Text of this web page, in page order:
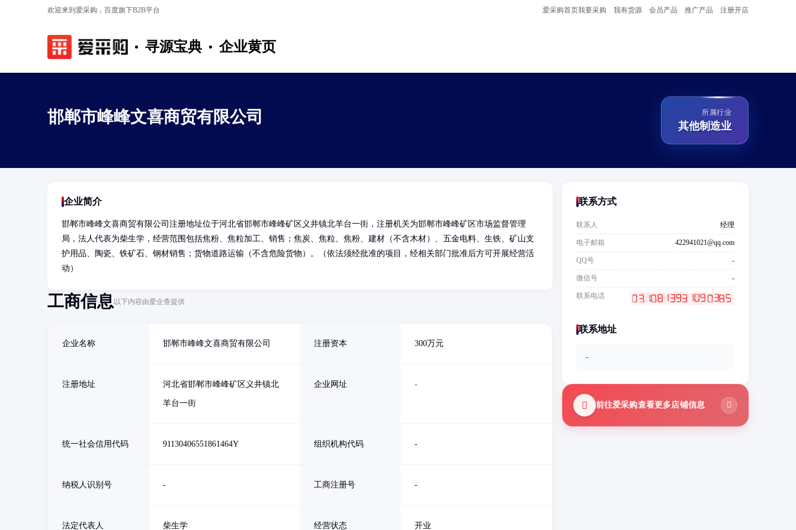
欢迎来到爱采购，百度旗下B2B平台 爱采购首页我要采购 我有货源 会员产品 推广产品 注册开店
寻源宝典 企业黄页
邯郸市峰峰文喜商贸有限公司 所属行业
其他制造业
企业简介
邯郸市峰峰文喜商贸有限公司注册地址位于河北省邯郸市峰峰矿区义井镇北羊台一街，注册机关为邯郸市峰峰矿区市场监督管理
局，法人代表为柴生学，经营范围包括焦粉、焦粒加工、销售；焦炭、焦粒、焦粉、建材（不含木材）、五金电料、生铁、矿山支
护用品、陶瓷、铁矿石、钢材销售；货物道路运输（不含危险货物）。（依法须经批准的项目，经相关部门批准后方可开展经营活
动）
工商信息以下内容由爱企查提供
企业名称 邯郸市峰峰文喜商贸有限公司 注册资本 300万元
注册地址 河北省邯郸市峰峰矿区义井镇北
羊台一街
企业网址 -
统一社会信用代码 91130406551861464Y 组织机构代码 -
纳税人识别号 - 工商注册号 -
法定代表人 柴生学 经营状态 开业
联系方式
联系人 经理
电子邮箱 422941021@qq.com
QQ号 -
微信号 -
联系电话
联系地址
-
前往爱采购查看更多店铺信息